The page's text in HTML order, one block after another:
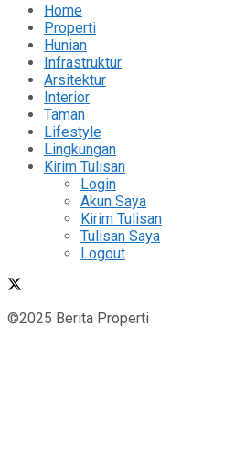
Home
Properti
Hunian
Infrastruktur
Arsitektur
Interior
Taman
Lifestyle
Lingkungan
Kirim Tulisan
Login
Akun Saya
Kirim Tulisan
Tulisan Saya
Logout
©2025 Berita Properti